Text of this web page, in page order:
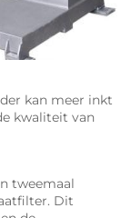
kan meer inkt
kwaliteit van
tweemaal
Dit